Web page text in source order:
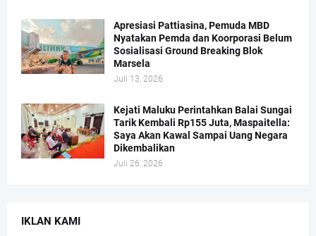
Apresiasi Pattiasina, Pemuda MBD
Nyatakan Pemda dan Koorporasi Belum
Sosialisasi Ground Breaking Blok
Marsela
Juli 13, 2026
Kejati Maluku Perintahkan Balai Sungai
Tarik Kembali Rp155 Juta, Maspaitella:
Saya Akan Kawal Sampai Uang Negara
Dikembalikan
Juli 26, 2026
IKLAN KAMI